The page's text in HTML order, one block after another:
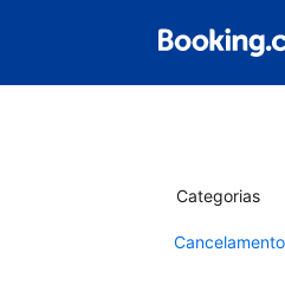
Categorias